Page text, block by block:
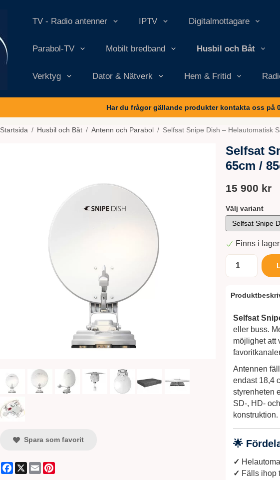
TV - Radio antenner IPTV Digitalmottagare
Parabol-TV Mobilt bredband Husbil och Båt
Verktyg Dator & Nätverk Hem & Fritid
Har du frågor gällande produkter kontakta oss på
Startsida / Husbil och Båt / Antenn och Parabol / Selfsat Snipe Dish – Helautomatisk
Selfsat
65cm /
15 900 kr
Välj variant
Finns i
Selfsat
eller buss.
möjlighet att
Antennen
endast 18,4
styrenheten
SD-, HD-
konstruktion.
🌟
✓
✓ Fälls ihop
Spara som favorit
Facebook
X Email